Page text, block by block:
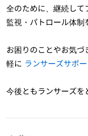
全のために、継続して
監視・パトロール体制
お困りのことやお気
軽に ランサーズサポ
今後ともランサーズを